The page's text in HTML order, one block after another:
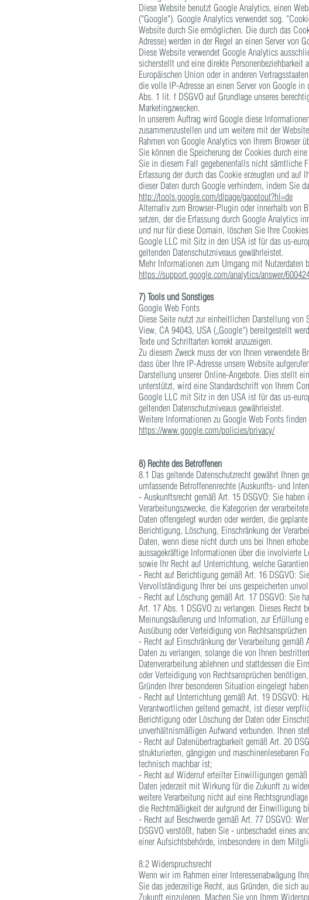
Diese Website benutzt Google Analytics, einen
("Google"). Google Analytics verwendet sog.
Website durch Sie ermöglichen. Die durch das
Adresse) werden in der Regel an einen Server von
Diese Website verwendet Google Analytics
sicherstellt und eine direkte
Europäischen Union oder in anderen
die volle IP-Adresse an einen Server von Google
Abs. 1 lit. f DSGVO auf Grundlage unseres
Marketingzwecken.
In unserem Auftrag wird Google diese
zusammenzustellen und um weitere mit der
Rahmen von Google Analytics von Ihrem Browser
Sie können die Speicherung der Cookies durch
Sie in diesem Fall gegebenenfalls nicht sämtliche
Erfassung der durch das Cookie erzeugten und auf
dieser Daten durch Google verhindern, indem Sie
http://tools.google.com/dlpage/gaoptout?hl=de
Alternativ zum Browser-Plugin oder innerhalb von
setzen, der die Erfassung durch Google Analytics
und nur für diese Domain, löschen Sie Ihre
Google LLC mit Sitz in den USA ist für das us-
geltenden Datenschutzniveaus gewährleistet.
Mehr Informationen zum Umgang mit Nutzerdaten
https://support.google.com/analytics/answer/
7) Tools und Sonstiges
Google Web Fonts
Diese Seite nutzt zur einheitlichen Darstellung
View, CA 94043, USA („Google“) bereitgestellt
Texte und Schriftarten korrekt anzuzeigen.
Zu diesem Zweck muss der von Ihnen verwendete
dass über Ihre IP-Adresse unsere Website
Darstellung unserer Online-Angebote. Dies stellt
unterstützt, wird eine Standardschrift von Ihrem
Google LLC mit Sitz in den USA ist für das us-
geltenden Datenschutzniveaus gewährleistet.
Weitere Informationen zu Google Web Fonts
https://www.google.com/policies/privacy/
8) Rechte des Betroffenen
8.1 Das geltende Datenschutzrecht gewährt Ihnen
umfassende Betroffenenrechte (Auskunfts- und
- Auskunftsrecht gemäß Art. 15 DSGVO: Sie
Verarbeitungszwecke, die Kategorien der
Daten offengelegt wurden oder werden, die
Berichtigung, Löschung, Einschränkung der
Daten, wenn diese nicht durch uns bei Ihnen
aussagekräftige Informationen über die involvierte
sowie Ihr Recht auf Unterrichtung, welche
- Recht auf Berichtigung gemäß Art. 16 DSGVO:
Vervollständigung Ihrer bei uns gespeicherten
- Recht auf Löschung gemäß Art. 17 DSGVO: Sie
Art. 17 Abs. 1 DSGVO zu verlangen. Dieses Recht
Meinungsäußerung und Information, zur Erfüllung
Ausübung oder Verteidigung von
- Recht auf Einschränkung der Verarbeitung
Daten zu verlangen, solange die von Ihnen
Datenverarbeitung ablehnen und stattdessen die
oder Verteidigung von Rechtsansprüchen
Gründen Ihrer besonderen Situation eingelegt
- Recht auf Unterrichtung gemäß Art. 19 DSGVO:
Verantwortlichen geltend gemacht, ist dieser
Berichtigung oder Löschung der Daten oder
unverhältnismäßigen Aufwand verbunden. Ihnen
- Recht auf Datenübertragbarkeit gemäß Art. 20
strukturierten, gängigen und maschinenlesebaren
technisch machbar ist;
- Recht auf Widerruf erteilter Einwilligungen
Daten jederzeit mit Wirkung für die Zukunft zu
weitere Verarbeitung nicht auf eine
die Rechtmäßigkeit der aufgrund der Einwilligung
- Recht auf Beschwerde gemäß Art. 77 DSGVO:
DSGVO verstößt, haben Sie - unbeschadet eines
einer Aufsichtsbehörde, insbesondere in dem
8.2 Widerspruchsrecht
Wenn wir im Rahmen einer Interessenabwägung
Sie das jederzeitige Recht, aus Gründen, die sich
Zukunft einzulegen. Machen Sie von Ihrem